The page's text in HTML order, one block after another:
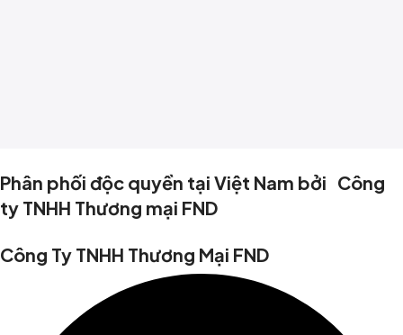
Phân phối độc quyền tại Việt Nam bởi Công
ty TNHH Thương mại FND
Công Ty TNHH Thương Mại FND